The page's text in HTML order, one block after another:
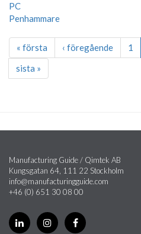
PC
Penhammare
« första ‹ föregående 1
sista »
Manufacturing Guide / Qimtek AB
Kungsgatan 64, 111 22 Stockholm
info@manufacturingguide.com
+46 (0) 651 30 08 00